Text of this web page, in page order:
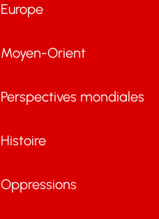
Europe
Moyen-Orient
Perspectives mondiales
Histoire
Oppressions